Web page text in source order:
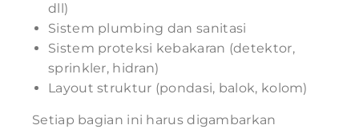
dll)
Sistem plumbing dan sanitasi
Sistem proteksi kebakaran (detektor,
sprinkler, hidran)
Layout struktur (pondasi, balok, kolom)
Setiap bagian ini harus digambarkan